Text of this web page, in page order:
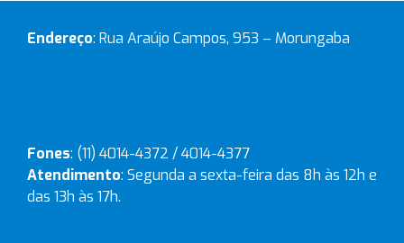
Endereço: Rua Araújo Campos, 953 – Morungaba
Fones: (11) 4014-4372 / 4014-4377
Atendimento: Segunda a sexta-feira das 8h às 12h e
das 13h às 17h.